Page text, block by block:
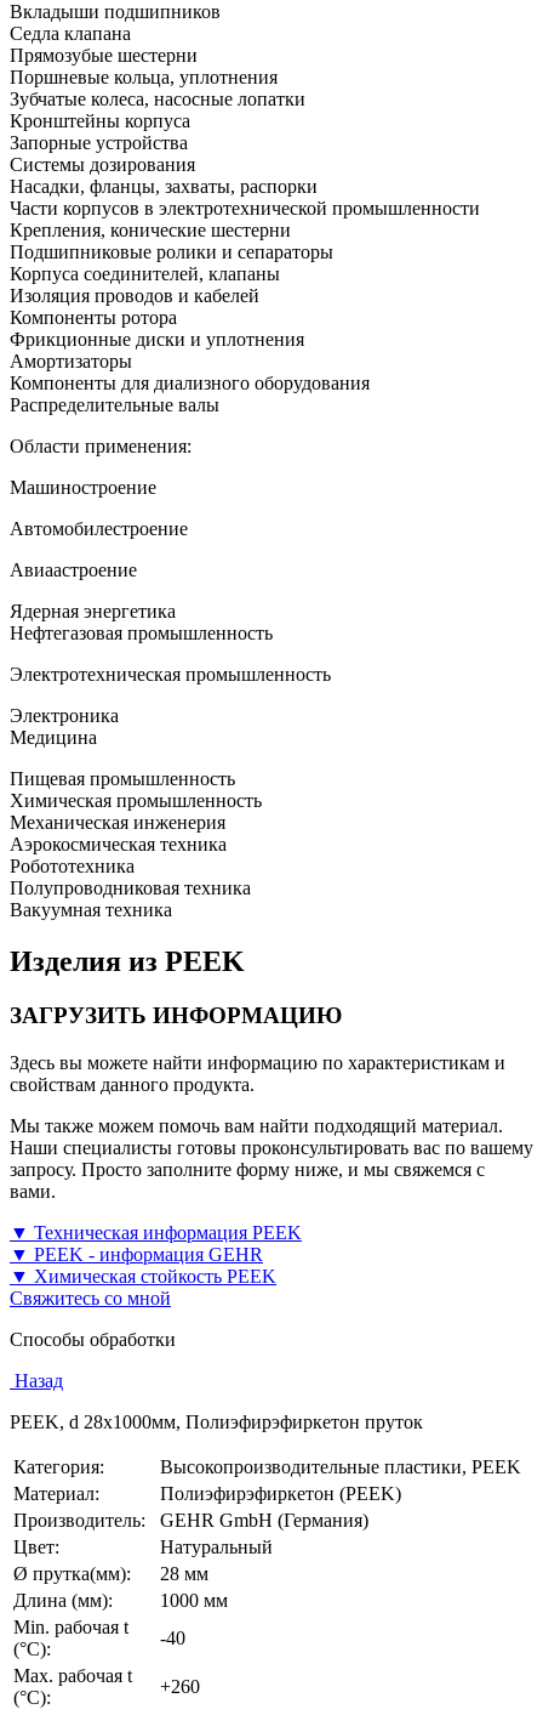
Вкладыши подшипников
Седла клапана
Прямозубые шестерни
Поршневые кольца, уплотнения
Зубчатые колеса, насосные лопатки
Кронштейны корпуса
Запорные устройства
Системы дозирования
Насадки, фланцы, захваты, распорки
Части корпусов в электротехнической промышленности
Крепления, конические шестерни
Подшипниковые ролики и сепараторы
Корпуса соединителей, клапаны
Изоляция проводов и кабелей
Компоненты ротора
Фрикционные диски и уплотнения
Амортизаторы
Компоненты для диализного оборудования
Распределительные валы
Области применения:
Машиностроение
Автомобилестроение
Авиаастроение
Ядерная энергетика
Нефтегазовая промышленность
Электротехническая промышленность
Электроника
Медицина
Пищевая промышленность
Химическая промышленность
Механическая инженерия
Аэрокосмическая техника
Робототехника
Полупроводниковая техника
Вакуумная техника
Изделия из PEEK
ЗАГРУЗИТЬ ИНФОРМАЦИЮ
Здесь вы можете найти информацию по характеристикам и
свойствам данного продукта.
Мы также можем помочь вам найти подходящий материал.
Наши специалисты готовы проконсультировать вас по вашему
запросу. Просто заполните форму ниже, и мы свяжемся с
вами.
▼ Техническая информация PEEK
▼ PEEK - информация GEHR
▼ Химическая стойкость PEEK
Свяжитесь со мной
Способы обработки
Назад
PEEK, d 28x1000мм, Полиэфирэфиркетон пруток
Категория:
Высокопроизводительные пластики, PEEK
Материал:
Полиэфирэфиркетон (PEEK)
Производитель:
GEHR GmbH (Германия)
Цвет:
Натуральный
Ø прутка(мм):
28 мм
Длина (мм):
1000 мм
Min. рабочая t
(°C):
-40
Max. рабочая t
(°C):
+260